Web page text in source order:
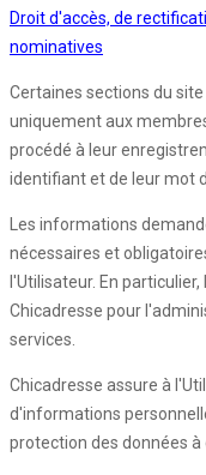
Droit d'accès, de
nominatives
Certaines sections du
uniquement aux
procédé à leur
identifiant et de leur mot
Les informations
nécessaires et
l'Utilisateur. En
Chicadresse pour
services.
Chicadresse assure à
d'informations
protection des données